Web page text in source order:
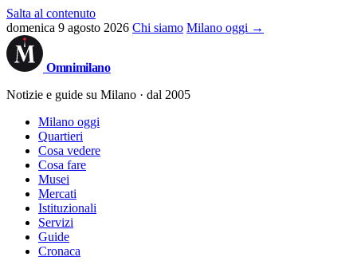
Salta al contenuto
domenica 9 agosto 2026 Chi siamo Milano oggi →
Omnimilano
Notizie e guide su Milano · dal 2005
Milano oggi
Quartieri
Cosa vedere
Cosa fare
Musei
Mercati
Istituzionali
Servizi
Guide
Cronaca